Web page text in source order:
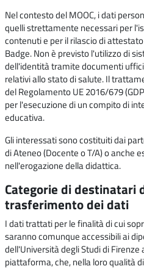
Nel contesto del MOOC, i dati
quelli strettamente necessari per
contenuti e per il rilascio di
Badge. Non è previsto l'utilizzo di
dell'identità tramite documenti
relativi allo stato di salute. Il
del Regolamento UE 2016/679
per l'esecuzione di un compito di
educativa.
Gli interessati sono costituiti dai
di Ateneo (Docente o T/A) o anche
nell'erogazione della didattica.
Categorie di destinatari
trasferimento dei dati
I dati trattati per le finalità di cui
saranno comunque accessibili ai
dell'Università degli Studi di
piattaforma, che, nella loro qualità